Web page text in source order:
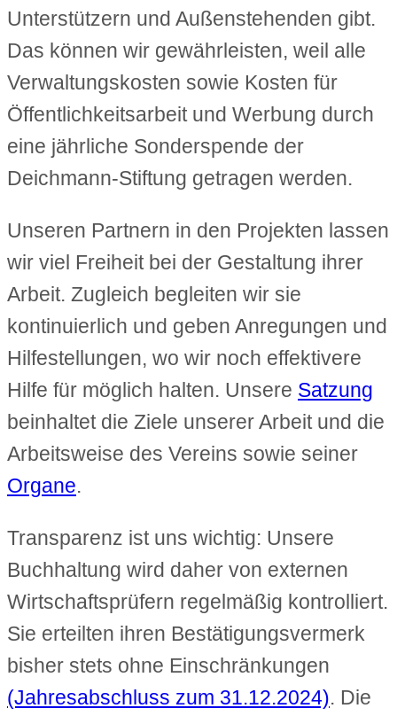
Unterstützern und Außenstehenden gibt.
Das können wir gewährleisten, weil alle
Verwaltungskosten sowie Kosten für
Öffentlichkeitsarbeit und Werbung durch
eine jährliche Sonderspende der
Deichmann-Stiftung getragen werden.
Unseren Partnern in den Projekten lassen
wir viel Freiheit bei der Gestaltung ihrer
Arbeit. Zugleich begleiten wir sie
kontinuierlich und geben Anregungen und
Hilfestellungen, wo wir noch effektivere
Hilfe für möglich halten. Unsere Satzung
beinhaltet die Ziele unserer Arbeit und die
Arbeitsweise des Vereins sowie seiner
Organe.
Transparenz ist uns wichtig: Unsere
Buchhaltung wird daher von externen
Wirtschaftsprüfern regelmäßig kontrolliert.
Sie erteilten ihren Bestätigungsvermerk
bisher stets ohne Einschränkungen
(Jahresabschluss zum 31.12.2024). Die